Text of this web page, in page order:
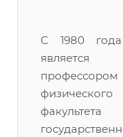
С 1980 года
является
профессором
физического